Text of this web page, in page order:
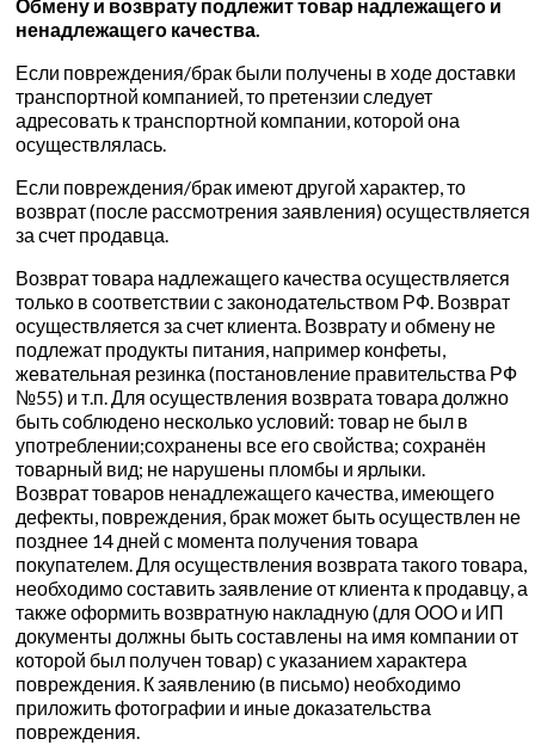
Обмену и возврату подлежит товар надлежащего и
ненадлежащего качества.
Если повреждения/брак были получены в ходе доставки
транспортной компанией, то претензии следует
адресовать к транспортной компании, которой она
осуществлялась.
Если повреждения/брак имеют другой характер, то
возврат (после рассмотрения заявления) осуществляется
за счет продавца.
Возврат товара надлежащего качества осуществляется
только в соответствии с законодательством РФ. Возврат
осуществляется за счет клиента. Возврату и обмену не
подлежат продукты питания, например конфеты,
жевательная резинка (постановление правительства РФ
№55) и т.п. Для осуществления возврата товара должно
быть соблюдено несколько условий: товар не был в
употреблении;сохранены все его свойства; сохранён
товарный вид; не нарушены пломбы и ярлыки.
Возврат товаров ненадлежащего качества, имеющего
дефекты, повреждения, брак может быть осуществлен не
позднее 14 дней с момента получения товара
покупателем. Для осуществления возврата такого товара,
необходимо составить заявление от клиента к продавцу, а
также оформить возвратную накладную (для ООО и ИП
документы должны быть составлены на имя компании от
которой был получен товар) с указанием характера
повреждения. К заявлению (в письмо) необходимо
приложить фотографии и иные доказательства
повреждения.